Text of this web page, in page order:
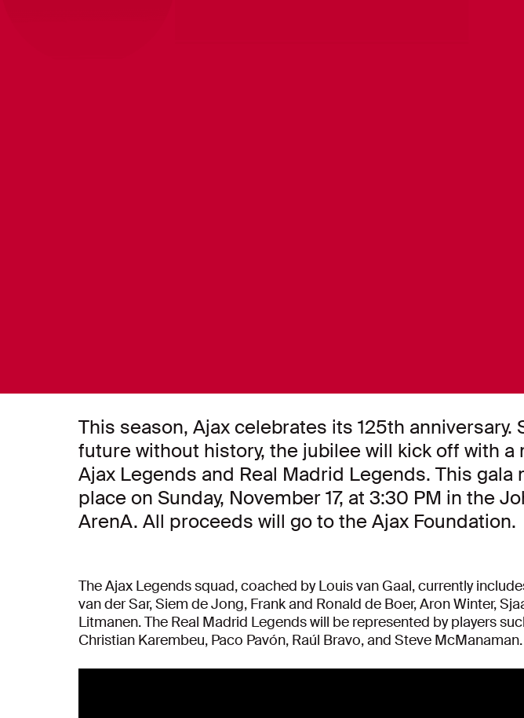
This season, Ajax celebrates its 125th anniversary.
future without history, the jubilee will kick off with a
Ajax Legends and Real Madrid Legends. This gala
place on Sunday, November 17, at 3:30 PM in the
ArenA. All proceeds will go to the Ajax Foundation.
The Ajax Legends squad, coached by Louis van Gaal, currently
van der Sar, Siem de Jong, Frank and Ronald de Boer, Aron Winter,
Litmanen. The Real Madrid Legends will be represented by players
Christian Karembeu, Paco Pavón, Raúl Bravo, and Steve McManaman.